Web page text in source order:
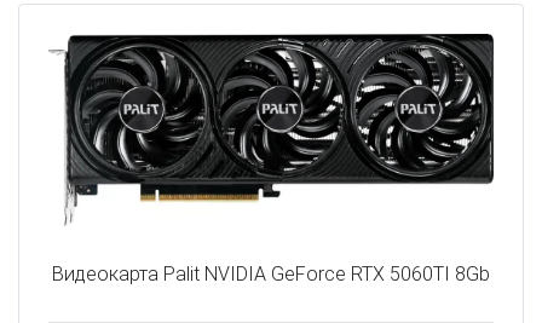
Видеокарта Palit NVIDIA GeForce RTX 5060TI 8Gb